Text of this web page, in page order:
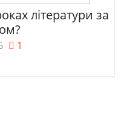
літератури за
1